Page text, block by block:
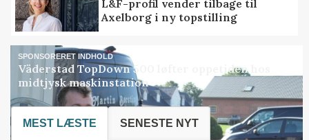
L&F-profil vender tilbage til
Axelborg i ny topstilling
SPONSORERET INDHOLD
Väderstad TopDown 500 løfter oppetiden hos
midtjysk maskinstation
MEST LÆSTE SENESTE NYT